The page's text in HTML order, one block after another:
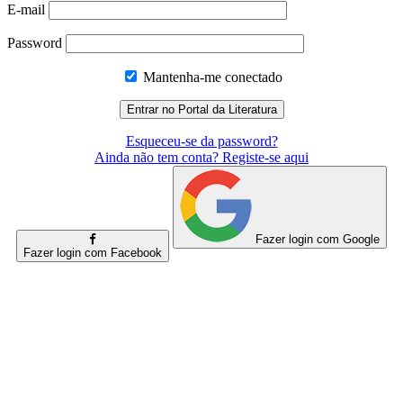
E-mail
Password
Mantenha-me conectado
Esqueceu-se da password?
Ainda não tem conta? Registe-se aqui
Fazer login com Facebook
Fazer login com Google